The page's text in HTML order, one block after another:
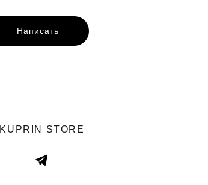
Написать
KUPRIN STORE